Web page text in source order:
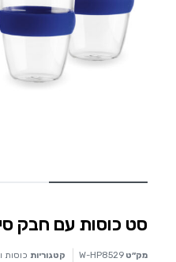
סט כוסות עם חבק
מק״ט W-HP8529 קטגוריות כוסות